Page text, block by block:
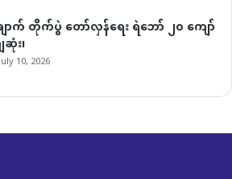
ောက် တိုက်ပွဲ တော်လှန်ရေး ရဲဘော် ၂၀ ကျော်
း၊
10, 2026